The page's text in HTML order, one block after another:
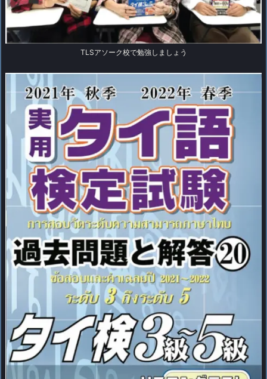
TLSアソーク校で勉強しましょう